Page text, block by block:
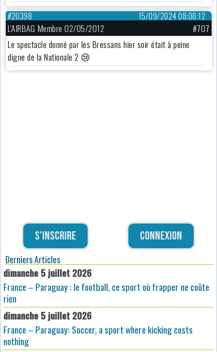
15/09/2024 08:08:12
#20398
L'AIRBAG Membre 02/05/2012
#707
Le spectacle donné par les Bressans hier soir était à peine
digne de la Nationale 2 😢
S'inscrire Connexion
Derniers Articles
dimanche 5 juillet 2026
France – Paraguay : le football, ce sport où frapper ne coûte
rien
dimanche 5 juillet 2026
France – Paraguay: Soccer, a sport where kicking costs
nothing